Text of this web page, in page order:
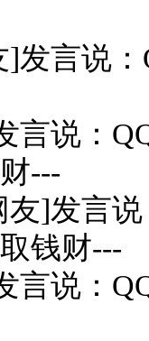
]发言说
言说：
---
友]发言
钱财---
言说：